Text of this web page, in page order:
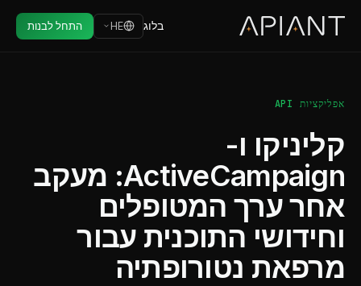
בלוג HE התחל לבנות
אפליקציות API
קליניקו ו-
ActiveCampaign: מעקב
אחר ערך המטופלים
וחידושי התוכנית עבור
מרפאת נטורופתיה